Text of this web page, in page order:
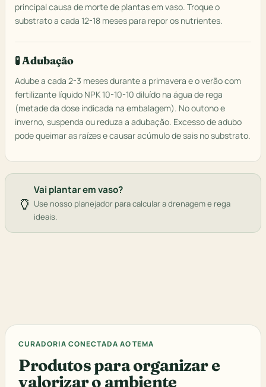
principal causa de morte de plantas em vaso. Troque o
substrato a cada 12-18 meses para repor os nutrientes.
🧪 Adubação
Adube a cada 2-3 meses durante a primavera e o verão com
fertilizante líquido NPK 10-10-10 diluído na água de rega
(metade da dose indicada na embalagem). No outono e
inverno, suspenda ou reduza a adubação. Excesso de adubo
pode queimar as raízes e causar acúmulo de sais no substrato.
🏺
Vai plantar em vaso?
Use nosso planejador para calcular a drenagem e rega
ideais.
CURADORIA CONECTADA AO TEMA
Produtos para organizar e
valorizar o ambiente